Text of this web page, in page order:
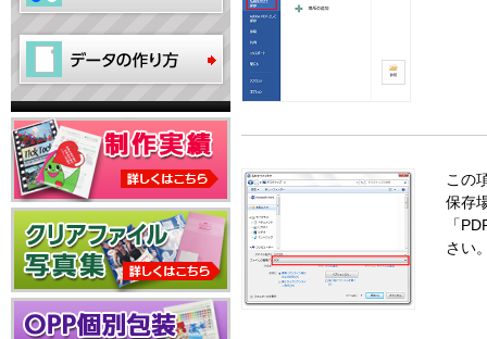
この
保存
「
さい